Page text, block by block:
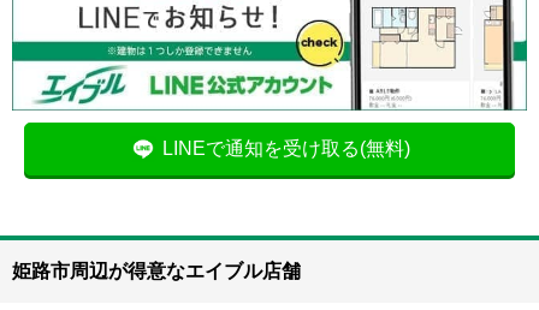
LINEで通知を受け取る(無料)
姫路市周辺が得意なエイブル店舗